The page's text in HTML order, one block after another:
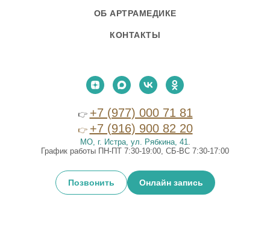
ОБ АРТРАМЕДИКЕ
КОНТАКТЫ
👉 +7 (977) 000 71 81
👉 +7 (916) 900 82 20
МО, г. Истра, ул. Рябкина, 41.
График работы ПН-ПТ 7:30-19:00, СБ-ВС 7:30-17:00
Позвонить Онлайн запись